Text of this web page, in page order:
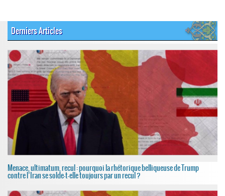
Derniers Articles
Menace, ultimatum, recul : pourquoi la rhétorique belliqueuse de Trump
contre l’Iran se solde-t-elle toujours par un recul ?